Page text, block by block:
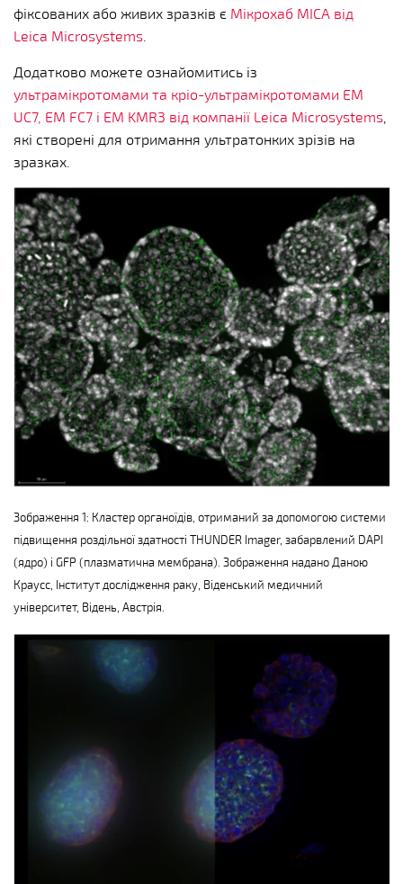
фіксованих або живих зразків є Мікрохаб MICA від
Leica Microsystems
Додатково можете ознайомитись із
ультрамікротомами та кріо-ультрамікротомами EM
UC7, EM FC7 і EM KMR3 від компанії Leica Microsystems
які створені для отримання ультратонких зрізів на
зразках.
Зображення 1: Кластер органоїдів, отриманий за допомогою системи
підвищення роздільної здатності THUNDER Imager, забарвлений DAPI
(ядро) і GFP (плазматична мембрана). Зображення надано Даною
Краусс, Інститут дослідження раку, Віденський медичний
університет, Відень, Австрія.